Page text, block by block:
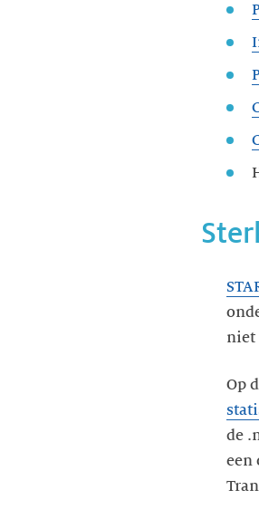
niet
Op
de
een